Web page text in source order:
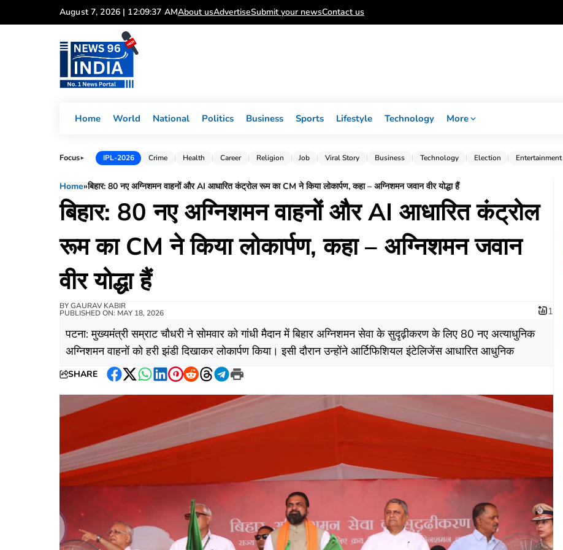
to
August 7, 2026 | 12:09:37 AMAbout usAdvertiseSubmit your newsContact us
Home World National Politics Business Sports Lifestyle Technology More
Focus► IPL-2026 Crime Health Career Religion Job Viral Story Business Technology Election Entertainment
Home»बिहार: 80 नए अग्निशमन वाहनों और AI आधारित कंट्रोल रूम का CM ने किया लोकार्पण, कहा – अग्निशमन जवान वीर योद्धा हैं
बिहार: 80 नए अग्निशमन वाहनों और AI आधारित कंट्रोल
रूम का CM ने किया लोकार्पण, कहा – अग्निशमन जवान
वीर योद्धा हैं
BYGAURAV KABIR
PUBLISHED ON: MAY 18, 2026 1
पटना: मुख्यमंत्री सम्राट चौधरी ने सोमवार को गांधी मैदान में बिहार अग्निशमन सेवा के सुदृढ़ीकरण के लिए 80 नए अत्याधुनिक
अग्निशमन वाहनों को हरी झंडी दिखाकर लोकार्पण किया। इसी दौरान उन्होंने आर्टिफिशियल इंटेलिजेंस आधारित आधुनिक
SHARE
Facebook
Twitter
WhatsApp
LinkedIn
Pinterest
RedditThreads
Telegram
Print